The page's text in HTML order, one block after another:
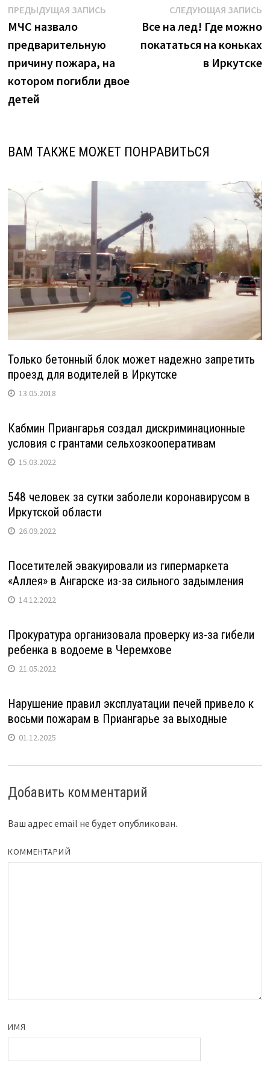
Навигация
по
записям
ПРЕДЫДУЩАЯ ЗАПИСЬПредыдущая
МЧС назвало
предварительную
причину пожара, на
котором погибли двое
детей
СЛЕДУЮЩАЯ ЗАПИСЬ
Все на лед! Где можно
покататься на коньках
в Иркутске
ВАМ ТАКЖЕ МОЖЕТ ПОНРАВИТЬСЯ
Только бетонный блок может надежно запретить
проезд для водителей в Иркутске
13.05.2018
Кабмин Приангарья создал дискриминационные
условия с грантами сельхозкооперативам
15.03.2022
548 человек за сутки заболели коронавирусом в
Иркутской области
26.09.2022
Посетителей эвакуировали из гипермаркета
«Аллея» в Ангарске из-за сильного задымления
14.12.2022
Прокуратура организовала проверку из-за гибели
ребенка в водоеме в Черемхове
21.05.2022
Нарушение правил эксплуатации печей привело к
восьми пожарам в Приангарье за выходные
01.12.2025
Добавить комментарий
Ваш адрес email не будет опубликован.
КОММЕНТАРИЙ
ИМЯ